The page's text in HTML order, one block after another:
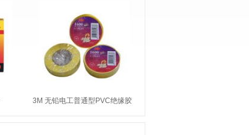
3M 无铅电工普通型PVC绝缘胶